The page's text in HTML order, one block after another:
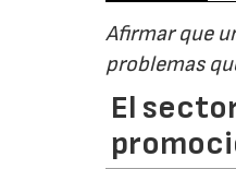
Afirmar que
problemas
El